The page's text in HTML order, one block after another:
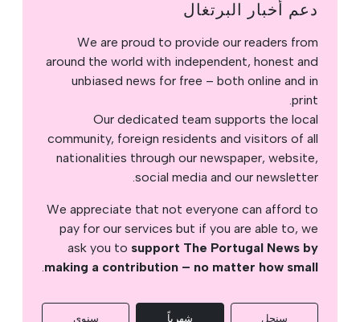
دعم أخبار البرتغال
We are proud to provide our readers from
around the world with independent, honest and
unbiased news for free – both online and in
print.
Our dedicated team supports the local
community, foreign residents and visitors of all
nationalities through our newspaper, website,
social media and our newsletter.
We appreciate that not everyone can afford to
pay for our services but if you are able to, we
ask you to support The Portugal News by
making a contribution – no matter how small
.
سنجل شهرياً سنوي